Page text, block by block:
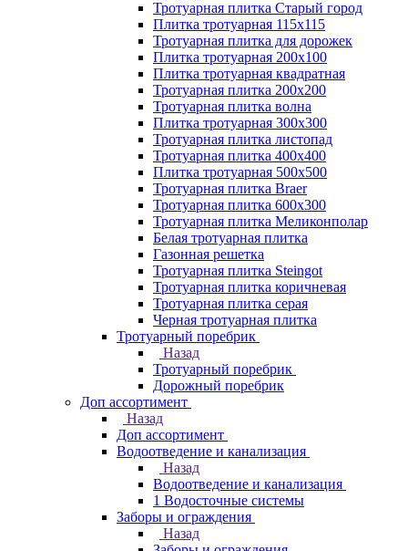
Тротуарная плитка Старый город
Плитка тротуарная 115x115
Тротуарная плитка для дорожек
Плитка тротуарная 200х100
Плитка тротуарная квадратная
Тротуарная плитка 200х200
Тротуарная плитка волна
Плитка тротуарная 300х300
Тротуарная плитка листопад
Тротуарная плитка 400х400
Плитка тротуарная 500x500
Тротуарная плитка Braer
Тротуарная плитка 600х300
Тротуарная плитка Меликонполар
Белая тротуарная плитка
Газонная решетка
Тротуарная плитка Steingot
Тротуарная плитка коричневая
Тротуарная плитка серая
Черная тротуарная плитка
Тротуарный поребрик
Назад
Тротуарный поребрик
Дорожный поребрик
Доп ассортимент
Назад
Доп ассортимент
Водоотведение и канализация
Назад
Водоотведение и канализация
1 Водосточные системы
Заборы и ограждения
Назад